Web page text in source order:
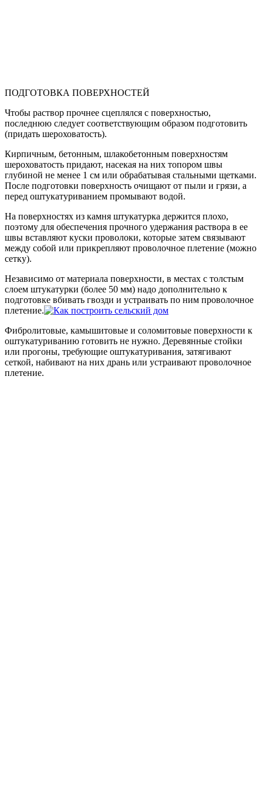
ПОДГОТОВКА ПОВЕРХНОСТЕЙ
Чтобы раствор прочнее сцеплялся с поверхностью,
последнюю следует соответствующим образом подготовить
(придать шероховатость).
Кирпичным, бетонным, шлакобетонным поверхностям
шероховатость придают, насекая на них топором швы
глубиной не менее 1 см или обрабатывая стальными щетками.
После подготовки поверхность очищают от пыли и грязи, а
перед оштукатуриванием промывают водой.
На поверхностях из камня штукатурка держится плохо,
поэтому для обеспечения прочного удержания раствора в ее
швы вставляют куски проволоки, которые затем связывают
между собой или прикрепляют проволочное плетение (можно
сетку).
Независимо от материала поверхности, в местах с толстым
слоем штукатурки (более 50 мм) надо дополнительно к
подготовке вбивать гвозди и устраивать по ним проволочное
плетение.
Фибролитовые, камышитовые и соломитовые поверхности к
оштукатуриванию готовить не нужно. Деревянные стойки
или прогоны, требующие оштукатуривания, затягивают
сеткой, набивают на них дрань или устраивают проволочное
плетение.